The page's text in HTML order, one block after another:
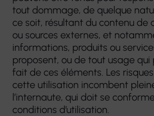
tout dommage, de quelque
ce soit, résultant du contenu de
ou sources externes, et
informations, produits ou
proposent, ou de tout usage qui
fait de ces éléments. Les
cette utilisation incombent
l’internaute, qui doit se
conditions d’utilisation.